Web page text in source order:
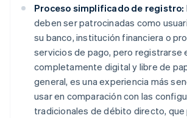
Proceso simplificado de registro:
deben ser patrocinadas como
su banco, institución financiera o
servicios de pago, pero registrarse
completamente digital y libre de
general, es una experiencia más
usar en comparación con las
tradicionales de débito directo, que